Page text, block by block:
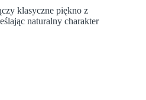
klasyczne piękno z
naturalny charakter